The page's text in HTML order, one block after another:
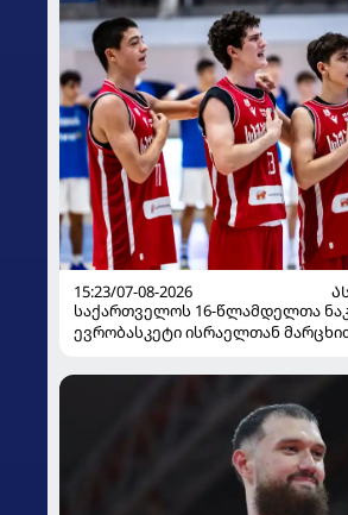
15:23/07-08-2026
საქართველოს 16-წლამდელთა
ევრობასკეტი ისრაელთან